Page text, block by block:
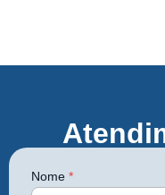
Nome *